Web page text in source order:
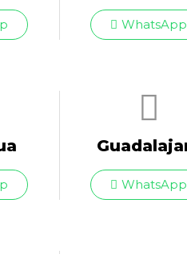
WhatsApp
WhatsApp